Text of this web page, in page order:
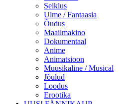
Seiklus
Ulme / Fantaasia
Õudus
Maailmakino
Dokumentaal
Anime
Animatsioon
Muusikaline / Musical
Jõulud
Loodus
Erootika